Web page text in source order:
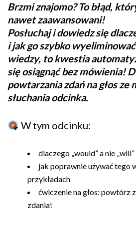
Brzmi znajomo? To błąd,
nawet zaawansowani!
Posłuchaj i dowiedz się
i jak go szybko
wiedzy, to kwestia
się osiągnąć bez mówienia!
powtarzania zdań na głos ze
słuchania odcinka.
W tym odcinku:
dlaczego „would” a nie „will”
jak poprawnie używać tego
przykładach
ćwiczenie na głos: powtórz
zdania!